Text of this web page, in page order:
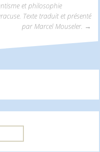
et philosophie
Texte traduit et présenté
par Marcel Mouseler. →